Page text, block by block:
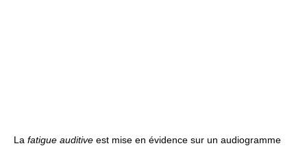
La fatigue auditive est mise en évidence sur un audiogramme